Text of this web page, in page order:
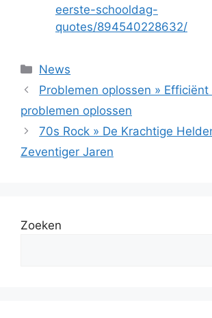
eerste-schooldag-
quotes/894540228632/
Categorieën
News
Problemen oplossen » Efficiënt
problemen oplossen
70s Rock » De Krachtige
Zeventiger Jaren
Zoeken